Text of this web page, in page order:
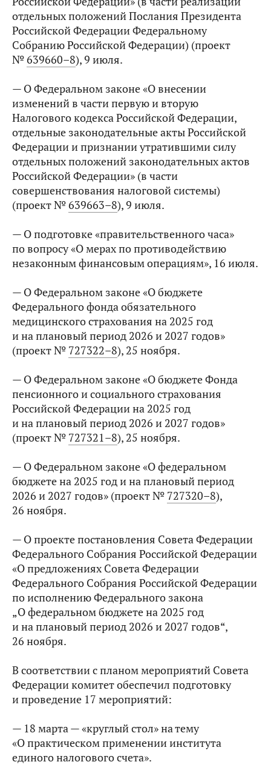
отдельных положений Послания Президента
Российской Федерации Федеральному
Собранию Российской Федерации) (проект
№639660–8), 9 июля.
— О Федеральном законе «О внесении
изменений в части первую и вторую
Налогового кодекса Российской Федерации,
отдельные законодательные акты Российской
Федерации и признании утратившими силу
отдельных положений законодательных актов
Российской Федерации» (в части
совершенствования налоговой системы)
(проект №639663–8), 9 июля.
— О подготовке «правительственного часа»
по вопросу «О мерах по противодействию
незаконным финансовым операциям», 16 июля.
— О Федеральном законе «О бюджете
Федерального фонда обязательного
медицинского страхования на 2025 год
и на плановый период 2026 и 2027 годов»
(проект № 727322–8), 25 ноября.
— О Федеральном законе «О бюджете Фонда
пенсионного и социального страхования
Российской Федерации на 2025 год
и на плановый период 2026 и 2027 годов»
(проект № 727321–8), 25 ноября.
— О Федеральном законе «О федеральном
бюджете на 2025 год и на плановый период
2026 и 2027 годов» (проект № 727320–8),
26 ноября.
— О проекте постановления Совета Федерации
Федерального Собрания Российской Федерации
«О предложениях Совета Федерации
Федерального Собрания Российской Федерации
по исполнению Федерального закона
„О федеральном бюджете на 2025 год
и на плановый период 2026 и 2027 годов“,
26 ноября.
В соответствии с планом мероприятий Совета
Федерации комитет обеспечил подготовку
и проведение 17 мероприятий:
— 18 марта — «круглый стол» на тему
«О практическом применении института
единого налогового счета».